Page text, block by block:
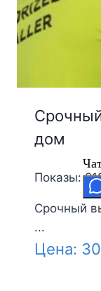
дом
Показы:
Срочный
...
Цена: